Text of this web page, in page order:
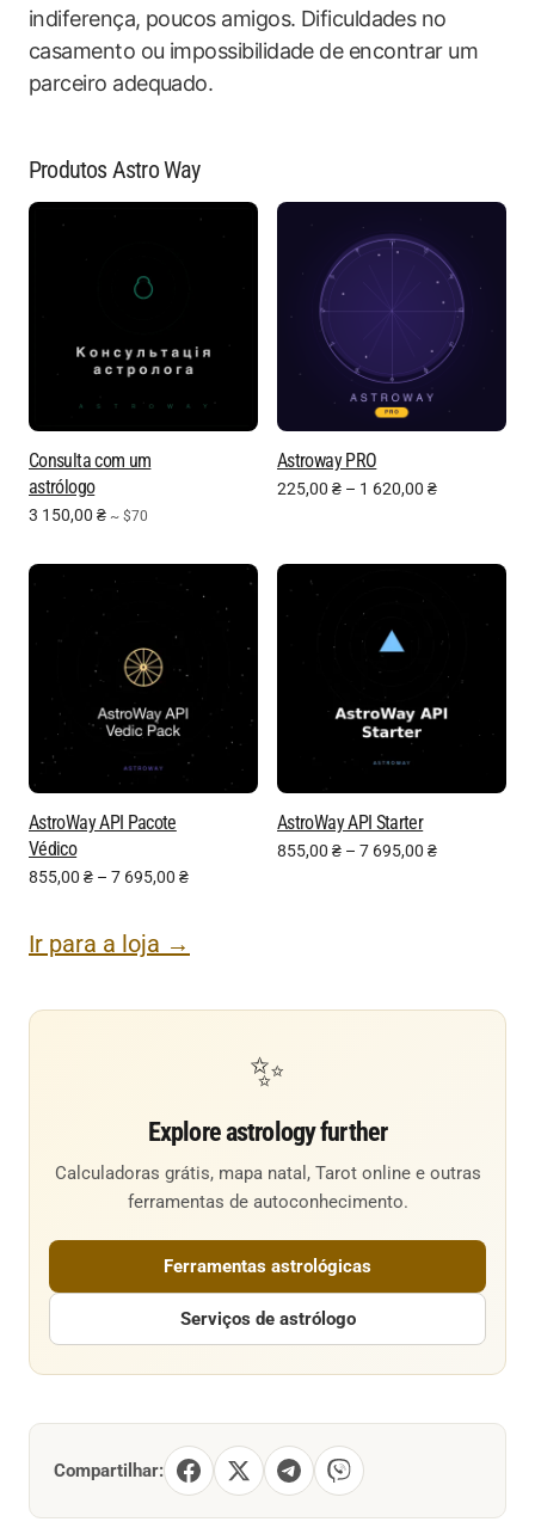
indiferença, poucos amigos. Dificuldades no
casamento ou impossibilidade de encontrar um
parceiro adequado.
Produtos Astro Way
Consulta com um
astrólogo
3 150,00 ₴ ~ $70
Astroway PRO
225,00 ₴ – 1 620,00 ₴
AstroWay API Pacote
Védico
855,00 ₴ – 7 695,00 ₴
AstroWay API Starter
855,00 ₴ – 7 695,00 ₴
Ir para a loja →
✨
Explore astrology further
Calculadoras grátis, mapa natal, Tarot online e outras
ferramentas de autoconhecimento.
Ferramentas astrológicas
Serviços de astrólogo
Compartilhar: